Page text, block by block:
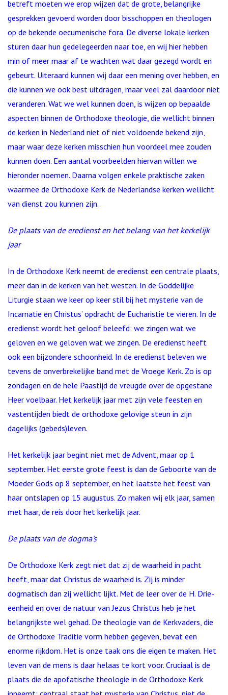
betreft moeten we erop wijzen dat de grote, belangrijke
gesprekken gevoerd worden door bisschoppen en theologen
op de bekende oecumenische fora. De diverse lokale kerken
sturen daar hun gedelegeerden naar toe, en wij hier hebben
min of meer maar af te wachten wat daar gezegd wordt en
gebeurt. Uiteraard kunnen wij daar een mening over hebben, en
die kunnen we ook best uitdragen, maar veel zal daardoor niet
veranderen. Wat we wel kunnen doen, is wijzen op bepaalde
aspecten binnen de Orthodoxe theologie, die wellicht binnen
de kerken in Nederland niet of niet voldoende bekend zijn,
maar waar deze kerken misschien hun voordeel mee zouden
kunnen doen. Een aantal voorbeelden hiervan willen we
hieronder noemen. Daarna volgen enkele praktische zaken
waarmee de Orthodoxe Kerk de Nederlandse kerken wellicht
van dienst zou kunnen zijn.
De plaats van de eredienst en het belang van het kerkelijk
jaar
In de Orthodoxe Kerk neemt de eredienst een centrale plaats,
meer dan in de kerken van het westen. In de Goddelijke
Liturgie staan we keer op keer stil bij het mysterie van de
Incarnatie en Christus’ opdracht de Eucharistie te vieren. In de
eredienst wordt het geloof beleefd: we zingen wat we
geloven en we geloven wat we zingen. De eredienst heeft
ook een bijzondere schoonheid. In de eredienst beleven we
tevens de onverbrekelijke band met de Vroege Kerk. Zo is op
zondagen en de hele Paastijd de vreugde over de opgestane
Heer voelbaar. Het kerkelijk jaar met zijn vele feesten en
vastentijden biedt de orthodoxe gelovige steun in zijn
dagelijks (gebeds)leven.
Het kerkelijk jaar begint niet met de Advent, maar op 1
september. Het eerste grote feest is dan de Geboorte van de
Moeder Gods op 8 september, en het laatste het feest van
haar ontslapen op 15 augustus. Zo maken wij elk jaar, samen
met haar, de reis door het kerkelijk jaar.
De plaats van de dogma’s
De Orthodoxe Kerk zegt niet dat zij de waarheid in pacht
heeft, maar dat Christus de waarheid is. Zij is minder
dogmatisch dan zij wellicht lijkt. Met de leer over de H. Drie-
eenheid en over de natuur van Jezus Christus heb je het
belangrijkste wel gehad. De theologie van de Kerkvaders, die
de Orthodoxe Traditie vorm hebben gegeven, bevat een
enorme rijkdom. Het is onze taak ons die eigen te maken. Het
leven van de mens is daar helaas te kort voor. Cruciaal is de
plaats die de apofatische theologie in de Orthodoxe Kerk